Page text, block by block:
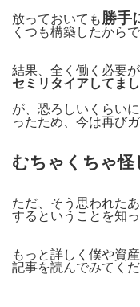
放っておいても 勝手
くつも構築したからで
結果、全く働く必要
セミリタイアしてまし
が、恐ろしいくらい
ったため、今は再び
むちゃくちゃ怪
ただ、そう思われた
するということを知
もっと詳しく僕や資
記事を読んでみてくだ